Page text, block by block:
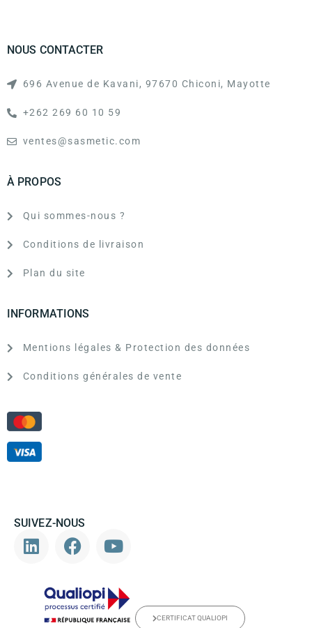
NOUS CONTACTER
696 Avenue de Kavani, 97670 Chiconi, Mayotte
+262 269 60 10 59
ventes@sasmetic.com
À PROPOS
Qui sommes-nous ?
Conditions de livraison
Plan du site
INFORMATIONS
Mentions légales & Protection des données
Conditions générales de vente
SUIVEZ-NOUS
CERTIFICAT QUALIOPI